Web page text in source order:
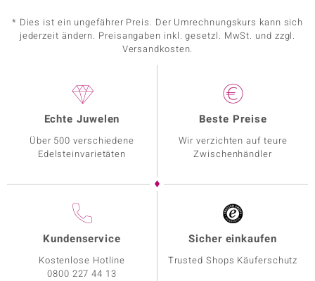
* Dies ist ein ungefährer Preis. Der Umrechnungskurs kann sich
jederzeit ändern. Preisangaben inkl. gesetzl. MwSt. und zzgl.
Versandkosten.
Echte Juwelen
Über 500 verschiedene
Edelsteinvarietäten
Beste Preise
Wir verzichten auf teure
Zwischenhändler
Kundenservice
Kostenlose Hotline
0800 227 44 13
Sicher einkaufen
Trusted Shops Käuferschutz